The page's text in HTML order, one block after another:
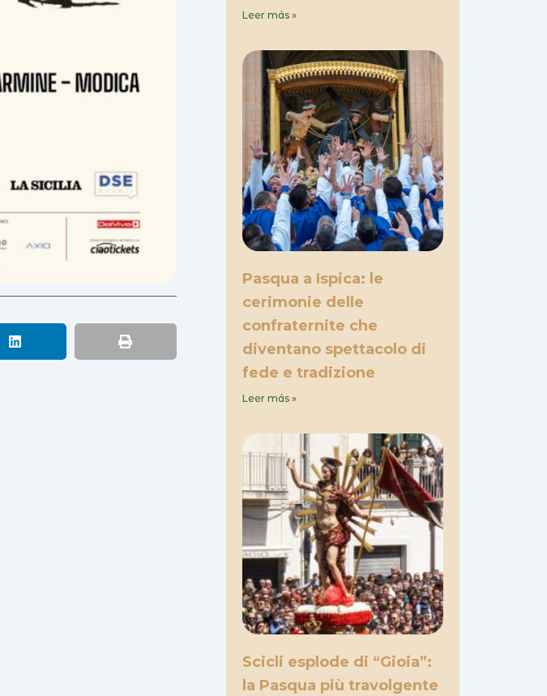
Leer más »
Pasqua a Ispica: le
cerimonie delle
confraternite che
diventano spettacolo di
fede e tradizione
Leer más »
Scicli esplode di “Gioia”:
la Pasqua più travolgente